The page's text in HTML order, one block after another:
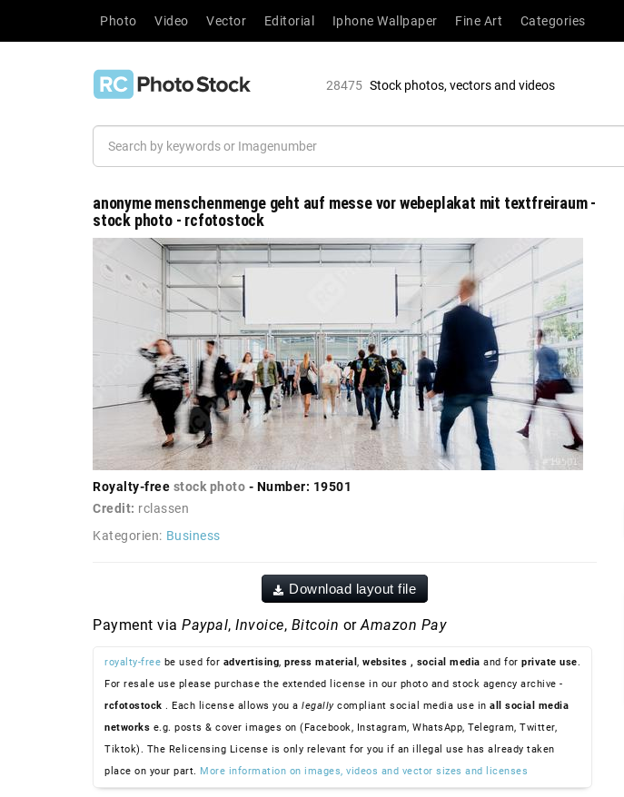
Photo Video Vector Editorial Iphone Wallpaper Fine Art Categories
28475 Stock photos, vectors and videos
anonyme menschenmenge geht auf messe vor webeplakat mit textfreiraum -
stock photo - rcfotostock
Royalty-free stock photo - Number: 19501
Credit: rclassen
Kategorien: Business
Download layout file
Payment via Paypal, Invoice, Bitcoin or Amazon Pay
royalty-free be used for advertising, press material , websites , social media and for private use.
For resale use please purchase the extended license in our photo and stock agency archive -
rcfotostock . Each license allows you a legallycompliant social media use in all social media
networks e.g. posts & cover images on (Facebook, Instagram, WhatsApp, Telegram, Twitter,
Tiktok). The Relicensing License is only relevant for you if an illegal use has already taken
place on your part. More information on images, videos and vector sizes and licenses